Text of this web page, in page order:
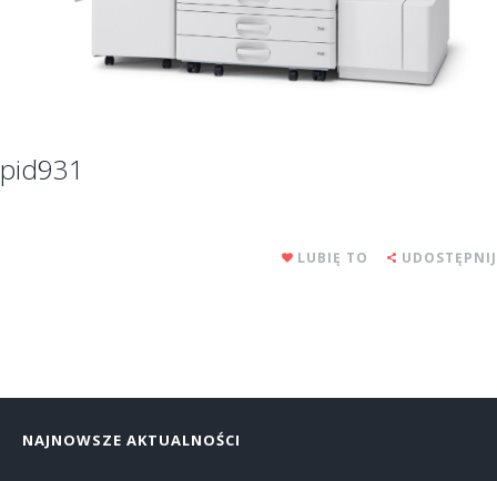
pid931
LUBIĘ TO UDOSTĘPNIJ
NAJNOWSZE AKTUALNOŚCI